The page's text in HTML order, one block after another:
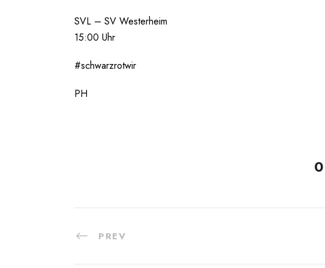
SVL – SV Westerheim
15:00 Uhr
#schwarzrotwir
PH
0
PREV